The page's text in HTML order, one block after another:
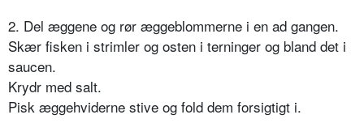
2. Del æggene og rør æggeblommerne i en ad gangen.
Skær fisken i strimler og osten i terninger og bland det i
saucen.
Krydr med salt.
Pisk æggehviderne stive og fold dem forsigtigt i.